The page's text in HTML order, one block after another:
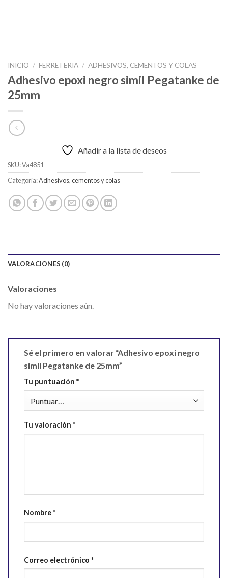
INICIO / FERRETERIA / ADHESIVOS, CEMENTOS Y COLAS
Adhesivo epoxi negro simil Pegatanke de
25mm
Añadir a la lista de deseos
SKU:Va4851
Categoría:Adhesivos, cementos y colas
VALORACIONES (0)
Valoraciones
No hay valoraciones aún.
Sé el primero en valorar “Adhesivo epoxi negro
simil Pegatanke de 25mm”
Tu puntuación *
Tu valoración *
Nombre*
Correo electrónico *